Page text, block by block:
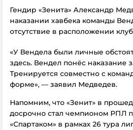
Гендир «Зенита» Александр
наказании хавбека команды
отсутствие в расположении
«У Вендела были личные
здесь. Вендел понёс наказание
Тренируется совместно с
форме», — заявил Медведев.
Напомним, что «Зенит» в
досрочно стал чемпионом РПЛ
«Спартаком» в рамках 26 тура